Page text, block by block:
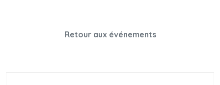
Retour aux événements